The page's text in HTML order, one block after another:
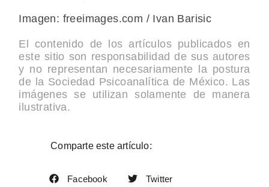
Imagen: freeimages.com / Ivan Barisic
El contenido de los artículos publicados en
este sitio son responsabilidad de sus autores
y no representan necesariamente la postura
de la Sociedad Psicoanalítica de México. Las
imágenes se utilizan solamente de manera
ilustrativa.
Comparte este artículo:
Facebook
Twitter